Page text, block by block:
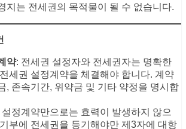
지는 전세권의 목적물이 될 수 없습니다.
약: 전세권 설정자와 전세권자는 명확한
세권 설정계약을 체결해야 합니다. 계약
, 존속기간, 위약금 및 기타 약정을 명시합
설정계약만으로는 효력이 발생하지 않으
부에 전세권을 등기해야만 제3자에 대항